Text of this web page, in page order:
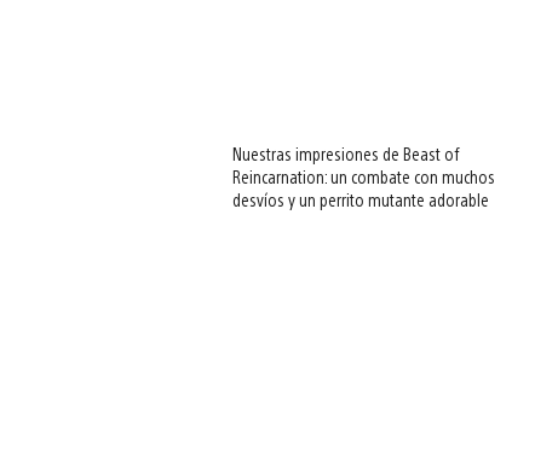
Nuestras impresiones de Beast of
Reincarnation: un combate con muchos
desvíos y un perrito mutante adorable